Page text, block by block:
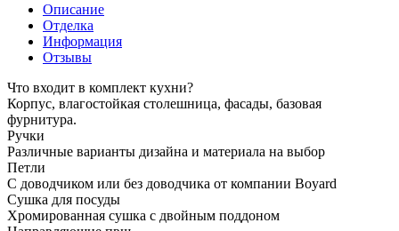
Описание
Отделка
Информация
Отзывы
Что входит в комплект кухни?
Корпус, влагостойкая столешница, фасады, базовая
фурнитура.
Ручки
Различные варианты дизайна и материала на выбор
Петли
С доводчиком или без доводчика от компании Boyard
Сушка для посуды
Хромированная сушка с двойным поддоном